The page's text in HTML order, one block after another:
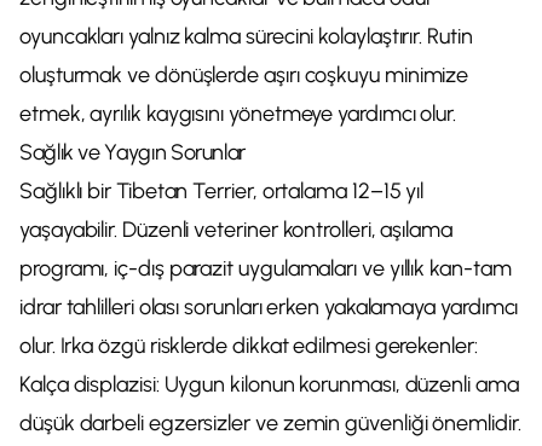
oyuncakları yalnız kalma sürecini kolaylaştırır. Rutin
oluşturmak ve dönüşlerde aşırı coşkuyu minimize
etmek, ayrılık kaygısını yönetmeye yardımcı olur.
Sağlık ve Yaygın Sorunlar
Sağlıklı bir Tibetan Terrier, ortalama 12–15 yıl
yaşayabilir. Düzenli veteriner kontrolleri, aşılama
programı, iç-dış parazit uygulamaları ve yıllık kan-tam
idrar tahlilleri olası sorunları erken yakalamaya yardımcı
olur. Irka özgü risklerde dikkat edilmesi gerekenler:
Kalça displazisi: Uygun kilonun korunması, düzenli ama
düşük darbeli egzersizler ve zemin güvenliği önemlidir.